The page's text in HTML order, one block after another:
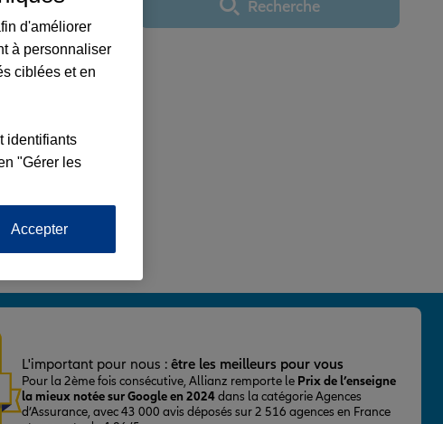
Utiliser ma positionRecherche
L'important pour nous : être les meilleurs pour vous
Pour la 2ème fois consécutive, Allianz remporte le Prix de l’enseigne
la mieux notée sur Google en 2024dans la catégorie Agences
d’Assurance, avec 43 000 avis déposés sur 2 516 agences en France
d'améliorer
à personnaliser
ciblées et en
identifiants
"Gérer les
Accepter